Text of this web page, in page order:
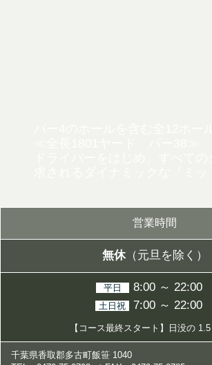
営業時間
無休（元旦を除く）
平日 8:00 ～ 22:00
土日祝 7:00 ～ 22:00
【コース最終スタート】日没の
千葉県香取郡多古町飯笹 1040